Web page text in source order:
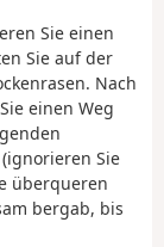
Sie einen
Sie auf der
Nach
einen Weg
Sie
überqueren
bergab, bis